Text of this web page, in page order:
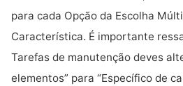
para cada Opção da Escolha
Característica. É importante
Tarefas de manutenção deves
elementos” para “Específico de